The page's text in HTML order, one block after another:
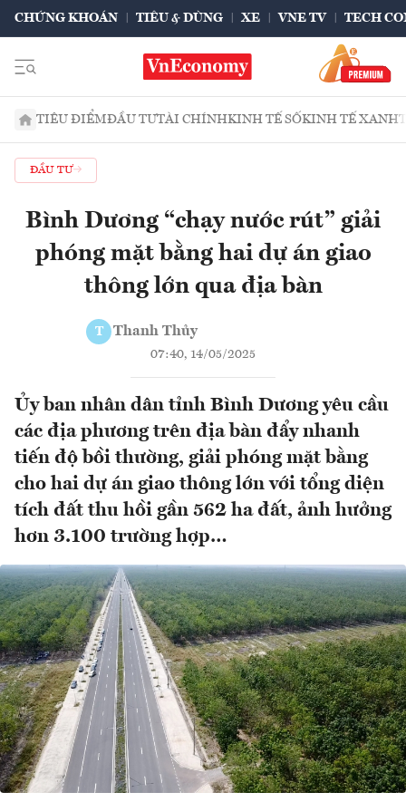
CHỨNG KHOÁN TIÊU & DÙNG XE VNE TV TECH
TIÊU ĐIỂMĐẦU TƯTÀI CHÍNHKINH TẾ SỐKINH TẾ XANH
ĐẦU TƯ
Bình Dương “chạy nước rút” giải
phóng mặt bằng hai dự án giao
thông lớn qua địa bàn
T Thanh Thủy
07:40, 14/05/2025
Ủy ban nhân dân tỉnh Bình Dương yêu cầu
các địa phương trên địa bàn đẩy nhanh
tiến độ bồi thường, giải phóng mặt bằng
cho hai dự án giao thông lớn với tổng diện
tích đất thu hồi gần 562 ha đất, ảnh hưởng
hơn 3.100 trường hợp…